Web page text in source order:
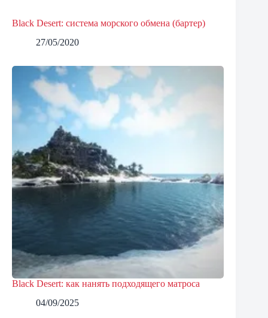
Black Desert: система морского обмена (бартер)
27/05/2020
Black Desert: как нанять подходящего матроса
04/09/2025